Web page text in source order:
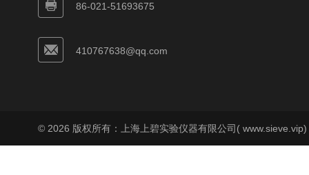
86-021-51693675
410767638@qq.com
© 2026 版权所有：上海上碧实验仪器有限公司(